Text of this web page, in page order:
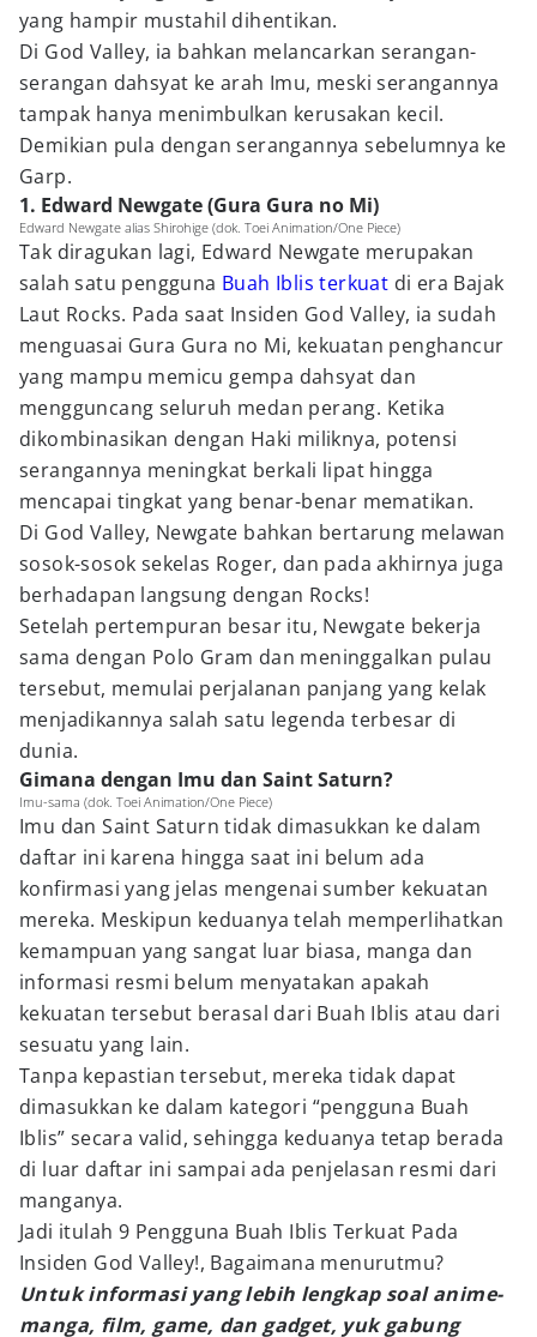
yang hampir mustahil dihentikan.
Di God Valley, ia bahkan melancarkan serangan-
serangan dahsyat ke arah Imu, meski serangannya
tampak hanya menimbulkan kerusakan kecil.
Demikian pula dengan serangannya sebelumnya ke
Garp.
1. Edward Newgate (Gura Gura no Mi)
Edward Newgate alias Shirohige (dok. Toei Animation/One Piece)
Tak diragukan lagi, Edward Newgate merupakan
salah satu pengguna Buah Iblis terkuat di era Bajak
Laut Rocks. Pada saat Insiden God Valley, ia sudah
menguasai Gura Gura no Mi, kekuatan penghancur
yang mampu memicu gempa dahsyat dan
mengguncang seluruh medan perang. Ketika
dikombinasikan dengan Haki miliknya, potensi
serangannya meningkat berkali lipat hingga
mencapai tingkat yang benar-benar mematikan.
Di God Valley, Newgate bahkan bertarung melawan
sosok-sosok sekelas Roger, dan pada akhirnya juga
berhadapan langsung dengan Rocks!
Setelah pertempuran besar itu, Newgate bekerja
sama dengan Polo Gram dan meninggalkan pulau
tersebut, memulai perjalanan panjang yang kelak
menjadikannya salah satu legenda terbesar di
dunia.
Gimana dengan Imu dan Saint Saturn?
Imu-sama (dok. Toei Animation/One Piece)
Imu dan Saint Saturn tidak dimasukkan ke dalam
daftar ini karena hingga saat ini belum ada
konfirmasi yang jelas mengenai sumber kekuatan
mereka. Meskipun keduanya telah memperlihatkan
kemampuan yang sangat luar biasa, manga dan
informasi resmi belum menyatakan apakah
kekuatan tersebut berasal dari Buah Iblis atau dari
sesuatu yang lain.
Tanpa kepastian tersebut, mereka tidak dapat
dimasukkan ke dalam kategori “pengguna Buah
Iblis” secara valid, sehingga keduanya tetap berada
di luar daftar ini sampai ada penjelasan resmi dari
manganya.
Jadi itulah 9 Pengguna Buah Iblis Terkuat Pada
Insiden God Valley!, Bagaimana menurutmu?
Untuk informasi yang lebih lengkap soal anime-
manga, film, game, dan gadget, yuk gabung